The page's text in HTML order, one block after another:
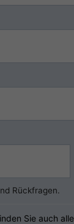
Rückfragen.
Sie auch